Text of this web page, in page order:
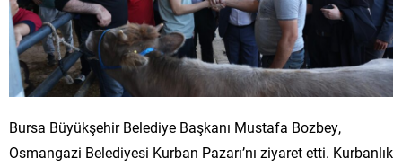
Bursa Büyükşehir Belediye Başkanı Mustafa Bozbey,
Osmangazi Belediyesi Kurban Pazarı’nı ziyaret etti. Kurbanlık